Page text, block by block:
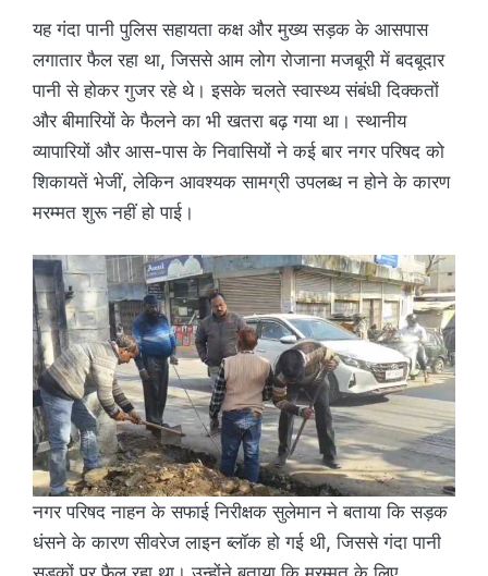
यह गंदा पानी पुलिस सहायता कक्ष और मुख्य सड़क के आसपास
लगातार फैल रहा था, जिससे आम लोग रोजाना मजबूरी में बदबूदार
पानी से होकर गुजर रहे थे। इसके चलते स्वास्थ्य संबंधी दिक्कतों
और बीमारियों के फैलने का भी खतरा बढ़ गया था। स्थानीय
व्यापारियों और आस-पास के निवासियों ने कई बार नगर परिषद को
शिकायतें भेजीं, लेकिन आवश्यक सामग्री उपलब्ध न होने के कारण
मरम्मत शुरू नहीं हो पाई।
नगर परिषद नाहन के सफाई निरीक्षक सुलेमान ने बताया कि सड़क
धंसने के कारण सीवरेज लाइन ब्लॉक हो गई थी, जिससे गंदा पानी